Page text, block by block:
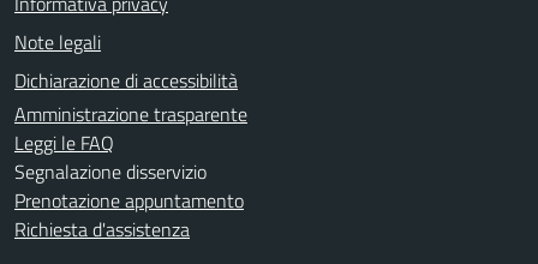
Note legali
Dichiarazione di accessibilità
Amministrazione trasparente
Leggi le FAQ
Segnalazione disservizio
Prenotazione appuntamento
Richiesta d'assistenza